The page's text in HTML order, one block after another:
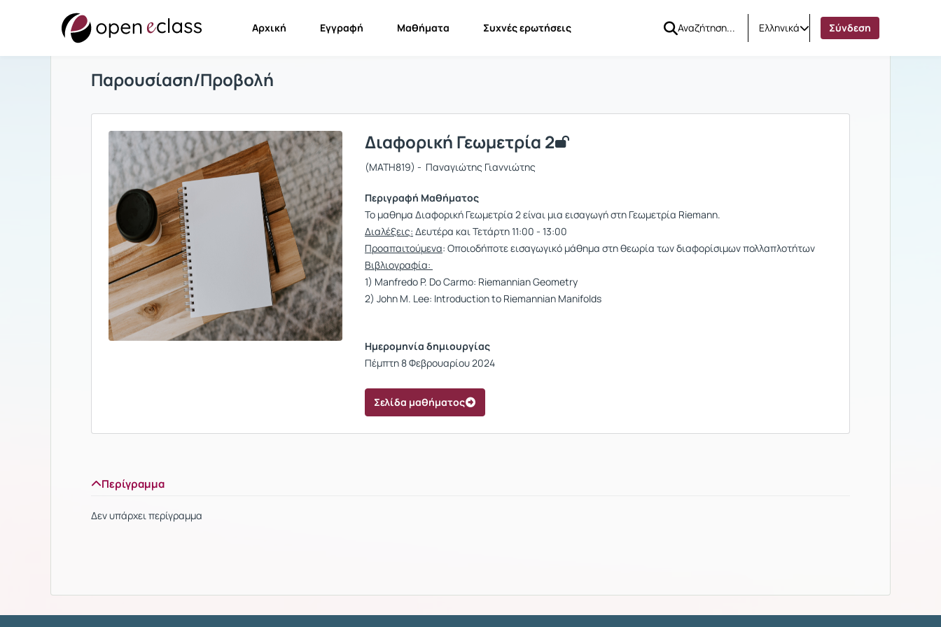
Αρχική Εγγραφή Μαθήματα Συχνές ερωτήσεις Ελληνικά Σύνδεση
Παρουσίαση/Προβολή
Διαφορική Γεωμετρία 2
(MATH819) - Παναγιώτης Γιαννιώτης
Περιγραφή Μαθήματος
Το μαθημα Διαφορική Γεωμετρία 2 είναι μια εισαγωγή στη Γεωμετρία Riemann.
Διαλέξεις: Δευτέρα και Τετάρτη 11:00 - 13:00
Προαπαιτούμενα: Οποιοδήποτε εισαγωγικό μάθημα στη θεωρία των διαφορίσιμων πολλαπλοτήτων
Βιβλιογραφία:
1) Manfredo P. Do Carmo: Riemannian Geometry
2) John M. Lee: Introduction to Riemannian Manifolds
Ημερομηνία δημιουργίας
Πέμπτη 8 Φεβρουαρίου 2024
Σελίδα μαθήματος
Περίγραμμα
Δεν υπάρχει περίγραμμα